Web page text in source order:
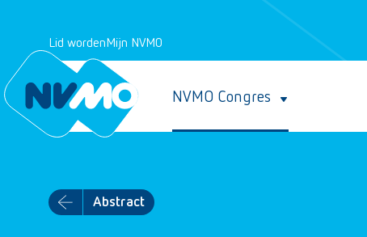
Lid wordenMijn NVMO
NVMO Congres
Abstract